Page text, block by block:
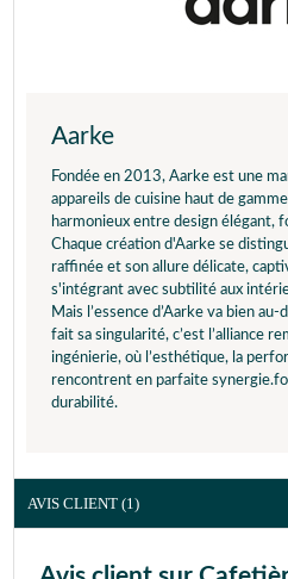
Aarke
Fondée en 2013, Aarke est une
appareils de cuisine haut de
harmonieux entre design élégant,
Chaque création d'Aarke se
raffinée et son allure délicate,
s'intégrant avec subtilité aux
Mais l’essence d’Aarke va bien au-
fait sa singularité, c’est l’alliance
ingénierie, où l’esthétique, la
rencontrent en parfaite
durabilité.
AVIS CLIENT (1)